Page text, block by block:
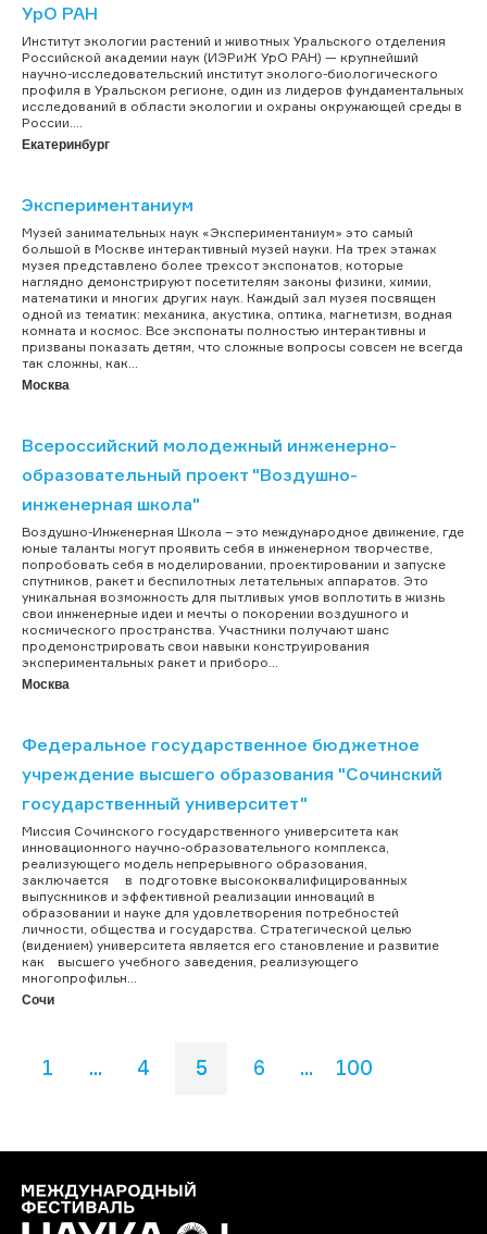
УрО РАН
Институт экологии растений и животных Уральского отделения
Российской академии наук (ИЭРиЖ УрО РАН) — крупнейший
научно-исследовательский институт эколого-биологического
профиля в Уральском регионе, один из лидеров фундаментальных
исследований в области экологии и охраны окружающей среды в
России....
Екатеринбург
Экспериментаниум
Музей занимательных наук «Экспериментаниум» это самый
большой в Москве интерактивный музей науки. На трех этажах
музея представлено более трехсот экспонатов, которые
наглядно демонстрируют посетителям законы физики, химии,
математики и многих других наук. Каждый зал музея посвящен
одной из тематик: механика, акустика, оптика, магнетизм, водная
комната и космос. Все экспонаты полностью интерактивны и
призваны показать детям, что сложные вопросы совсем не всегда
так сложны, как...
Москва
Всероссийский молодежный инженерно-
образовательный проект "Воздушно-
инженерная школа"
Воздушно-Инженерная Школа – это международное движение, где
юные таланты могут проявить себя в инженерном творчестве,
попробовать себя в моделировании, проектировании и запуске
спутников, ракет и беспилотных летательных аппаратов. Это
уникальная возможность для пытливых умов воплотить в жизнь
свои инженерные идеи и мечты о покорении воздушного и
космического пространства. Участники получают шанс
продемонстрировать свои навыки конструирования
экспериментальных ракет и приборо...
Москва
Федеральное государственное бюджетное
учреждение высшего образования "Сочинский
государственный университет"
Миссия Сочинского государственного университета как
инновационного научно-образовательного комплекса,
реализующего модель непрерывного образования,
заключается в подготовке высококвалифицированных
выпускников и эффективной реализации инноваций в
образовании и науке для удовлетворения потребностей
личности, общества и государства. Стратегической целью
(видением) университета является его становление и развитие
как высшего учебного заведения, реализующего
многопрофильн...
Сочи
1 ... 4 5 6 ... 100